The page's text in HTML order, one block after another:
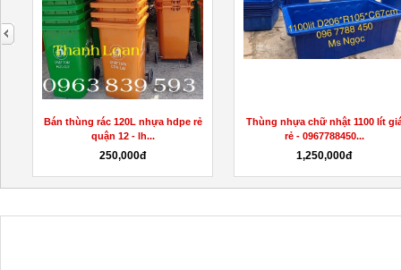
Bán thùng rác 120L nhựa hdpe rẻ
quận 12 - lh...
250,000đ
Thùng nhựa chữ nhật 1100 lít
rẻ - 0967788450...
1,250,000đ
next